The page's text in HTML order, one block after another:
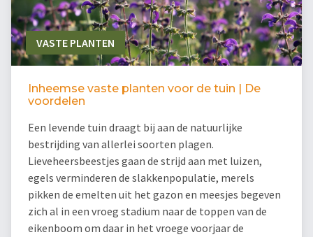
VASTE PLANTEN
Inheemse vaste planten voor de tuin | De
voordelen
Een levende tuin draagt bij aan de natuurlijke
bestrijding van allerlei soorten plagen.
Lieveheersbeestjes gaan de strijd aan met luizen,
egels verminderen de slakkenpopulatie, merels
pikken de emelten uit het gazon en meesjes begeven
zich al in een vroeg stadium naar de toppen van de
eikenboom om daar in het vroege voorjaar de